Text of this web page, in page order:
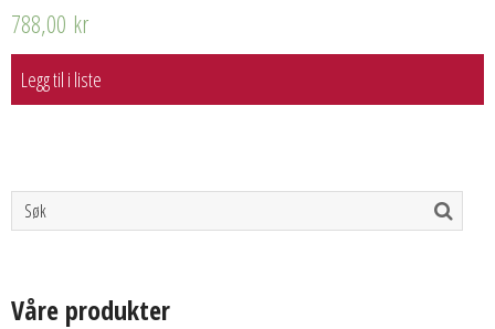
788,00 kr
Legg til i liste
Våre produkter